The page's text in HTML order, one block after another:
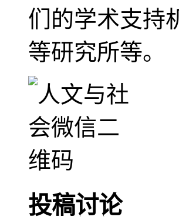
们的学术支持
等研究所等。
投稿讨论